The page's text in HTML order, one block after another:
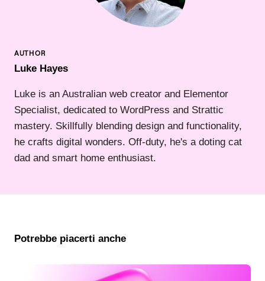
Luke Hayes
Luke is an Australian web creator and Elementor
Specialist, dedicated to WordPress and Strattic
mastery. Skillfully blending design and functionality,
he crafts digital wonders. Off-duty, he's a doting cat
dad and smart home enthusiast.
Potrebbe piacerti anche